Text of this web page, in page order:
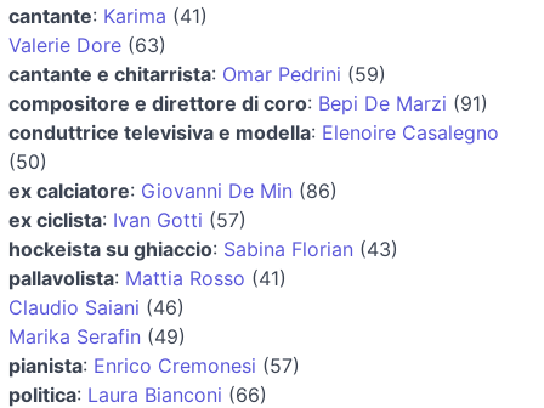
cantante: Karima (41)
Valerie Dore (63)
cantante e chitarrista: Omar Pedrini (59)
compositore e direttore di coro: Bepi De Marzi (91)
conduttrice televisiva e modella: Elenoire Casalegno
(50)
ex calciatore: Giovanni De Min (86)
ex ciclista: Ivan Gotti (57)
hockeista su ghiaccio: Sabina Florian (43)
pallavolista: Mattia Rosso (41)
Claudio Saiani (46)
Marika Serafin (49)
pianista: Enrico Cremonesi (57)
politica: Laura Bianconi (66)